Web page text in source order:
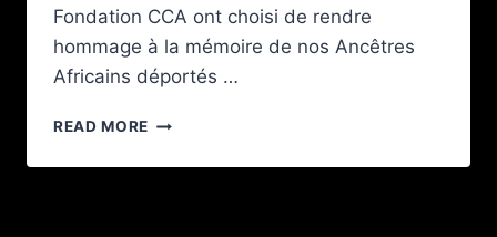
Fondation CCA ont choisi de rendre
hommage à la mémoire de nos Ancêtres
Africains déportés …
READ MORE